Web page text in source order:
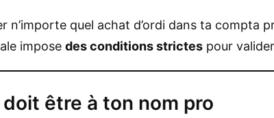
n’importe quel achat d’ordi dans ta compta
impose des conditions strictes pour
doit être à ton nom pro